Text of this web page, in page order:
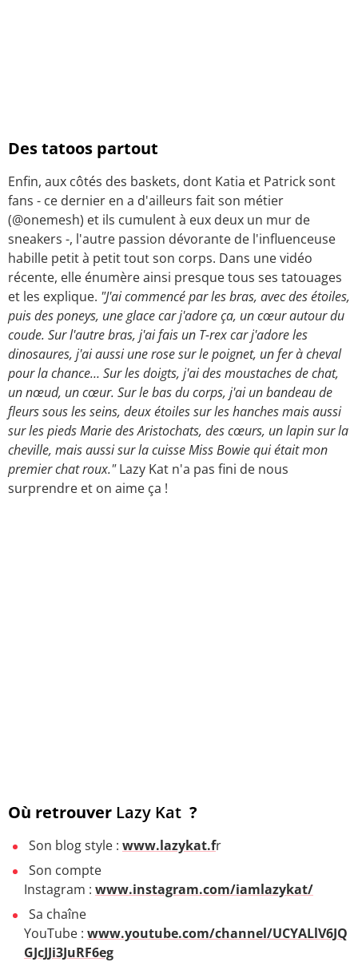
Des tatoos partout
Enfin, aux côtés des baskets, dont Katia et Patrick sont
fans - ce dernier en a d'ailleurs fait son métier
(@onemesh) et ils cumulent à eux deux un mur de
sneakers -, l'autre passion dévorante de l'influenceuse
habille petit à petit tout son corps. Dans une vidéo
récente, elle énumère ainsi presque tous ses tatouages
et les explique. "J'ai commencé par les bras, avec des étoiles,
puis des poneys, une glace car j'adore ça, un cœur autour du
coude. Sur l'autre bras, j'ai fais un T-rex car j'adore les
dinosaures, j'ai aussi une rose sur le poignet, un fer à cheval
pour la chance… Sur les doigts, j'ai des moustaches de chat,
un nœud, un cœur. Sur le bas du corps, j'ai un bandeau de
fleurs sous les seins, deux étoiles sur les hanches mais aussi
sur les pieds Marie des Aristochats, des cœurs, un lapin sur la
cheville, mais aussi sur la cuisse Miss Bowie qui était mon
premier chat roux."Lazy Kat n'a pas fini de nous
surprendre et on aime ça !
Où retrouver Lazy Kat ?
Son blog style : www.lazykat.fr
Son compte
Instagram : www.instagram.com/iamlazykat/
Sa chaîne
YouTube : www.youtube.com/channel/UCYALlV6JQ
GJcJJi3JuRF6eg